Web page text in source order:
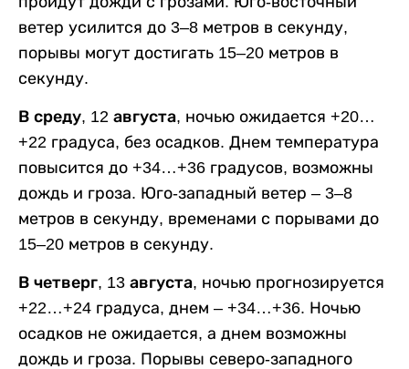
ветер усилится до 3–8 метров в секунду,
порывы могут достигать 15–20 метров в
секунду.
В среду, 12 августа, ночью ожидается +20…
+22 градуса, без осадков. Днем температура
повысится до +34…+36 градусов, возможны
дождь и гроза. Юго-западный ветер – 3–8
метров в секунду, временами с порывами до
15–20 метров в секунду.
В четверг, 13 августа, ночью прогнозируется
+22…+24 градуса, днем – +34…+36. Ночью
осадков не ожидается, а днем возможны
дождь и гроза. Порывы северо-западного